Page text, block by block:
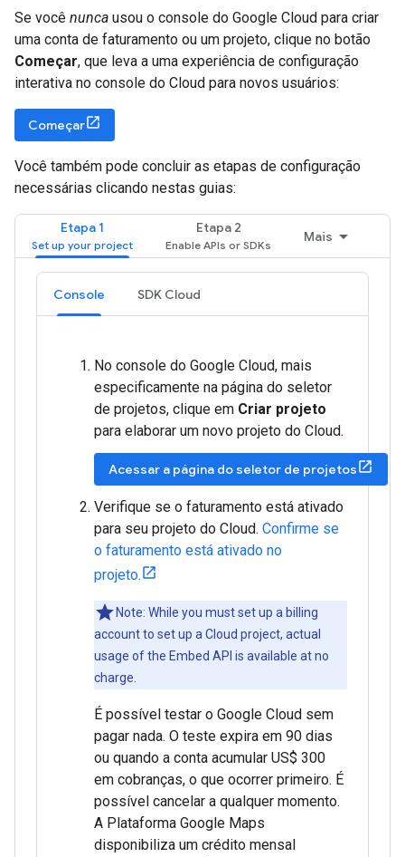
Se você nunca usou o console do Google Cloud para criar
uma conta de faturamento ou um projeto, clique no botão
Começar, que leva a uma experiência de configuração
interativa no console do Cloud para novos usuários:
Começar
Você também pode concluir as etapas de configuração
necessárias clicando nestas guias:
Etapa 1 Etapa 2
Mais
Console SDK Cloud
No console do Google Cloud, mais
especificamente na página do seletor
de projetos, clique em Criar projeto
para elaborar um novo projeto do Cloud.
Acessar a página do seletor de projetos
Verifique se o faturamento está ativado
para seu projeto do Cloud. Confirme se
o faturamento está ativado no
projeto.
Note: While you must set up a billing
account to set up a Cloud project, actual
usage of the Embed API is available at no
charge.
É possível testar o Google Cloud sem
pagar nada. O teste expira em 90 dias
ou quando a conta acumular US$ 300
em cobranças, o que ocorrer primeiro. É
possível cancelar a qualquer momento.
A Plataforma Google Maps
disponibiliza um crédito mensal